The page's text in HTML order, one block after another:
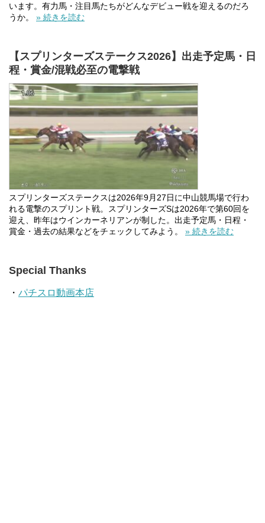
います。有力馬・注目馬たちがどんなデビュー戦を迎えるのだろ
うか。 » 続きを読む
【スプリンターズステークス2026】出走予定馬・日
程・賞金/混戦必至の電撃戦
スプリンターズステークスは2026年9月27日に中山競馬場で行わ
れる電撃のスプリント戦。スプリンターズSは2026年で第60回を
迎え、昨年はウインカーネリアンが制した。出走予定馬・日程・
賞金・過去の結果などをチェックしてみよう。 » 続きを読む
Special Thanks
・ パチスロ動画本店